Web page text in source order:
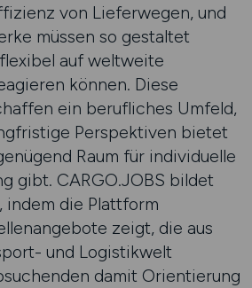
von Lieferwegen, und
müssen so gestaltet
auf weltweite
können. Diese
ein berufliches Umfeld,
Perspektiven bietet
Raum für individuelle
gibt. CARGO.JOBS bildet
indem die Plattform
zeigt, die aus
und Logistikwelt
damit Orientierung